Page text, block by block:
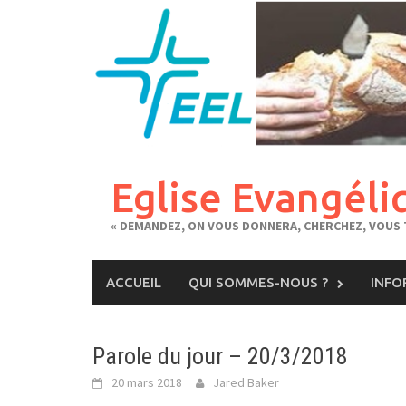
Eglise
« DEMANDEZ, ON VOUS DONNERA, CHERCHEZ,
ACCUEIL QUI SOMMES-NOUS ?
Parole du jour – 20/3/2018
20 mars 2018 Jared Baker